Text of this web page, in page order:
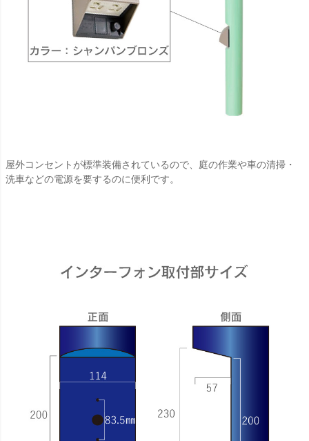
屋外コンセントが標準装備されているので、庭の作業や車の清掃・
洗車などの電源を要するのに便利です。